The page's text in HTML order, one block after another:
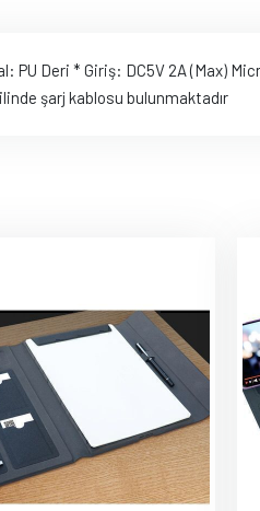
PU Deri * Giriş: DC5V 2A (Max)
şarj kablosu bulunmaktadır